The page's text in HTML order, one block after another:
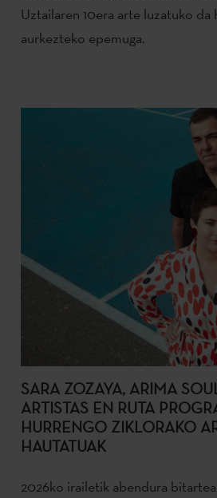
Uztailaren 10era arte luzatuko da
aurkezteko epemuga.
SARA ZOZAYA, ARIMA
ARTISTAS EN RUTA
HURRENGO ZIKLORAKO
HAUTATUAK
2026ko irailetik abendura